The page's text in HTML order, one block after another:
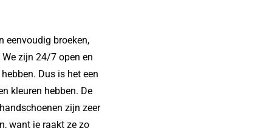
eenvoudig broeken,
zijn 24/7 open en
Dus is het een
kleuren hebben. De
zijn zeer
want je raakt ze zo